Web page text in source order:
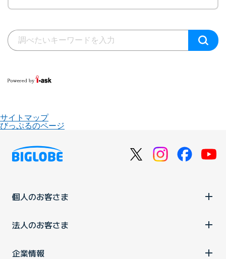
サイトマップ
びっぷるのページ
個人のお客さま
法人のお客さま
企業情報